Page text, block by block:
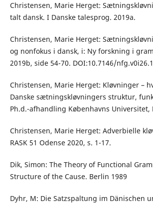
Christensen, Marie Herget:
talt dansk. I Danske talesprog. 2019a.
Christensen, Marie Herget:
og nonfokus i dansk, i: Ny forskning i
2019b, side 54-70. DOI:10.7146/
Christensen, Marie Herget: Kløvninger –
Danske sætningskløvningers struktur,
Ph.d.-afhandling Københavns Universitet,
Christensen, Marie Herget: Adverbielle
RASK 51 Odense 2020, s. 1-17.
Dik, Simon: The Theory of Functional
Structure of the Cause. Berlin 1989
Dyhr, M: Die Satzspaltung im Dänischen